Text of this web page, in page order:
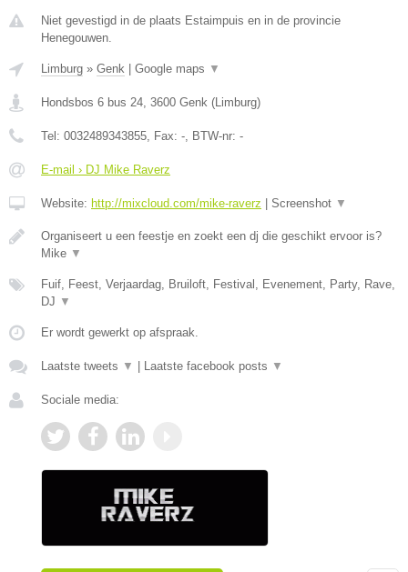
Niet gevestigd in de plaats Estaimpuis en in de provincie
Henegouwen.
Limburg » Genk Google maps ▼
Hondsbos 6 bus 24, 3600 Genk (Limburg)
Tel: 0032489343855, Fax: -, BTW-nr: -
E-mail › DJ Mike Raverz
Website: http://mixcloud.com/mike-raverz Screenshot ▼
Organiseert u een feestje en zoekt een dj die geschikt ervoor is?
Mike ▼
Fuif, Feest, Verjaardag, Bruiloft, Festival, Evenement, Party, Rave,
DJ ▼
Er wordt gewerkt op afspraak.
Laatste tweets ▼ Laatste facebook posts ▼
Sociale media: